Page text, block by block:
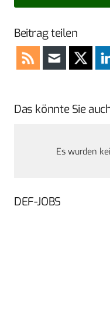
Beitrag teilen
Das könnte Sie
Es wurden
DEF-JOBS